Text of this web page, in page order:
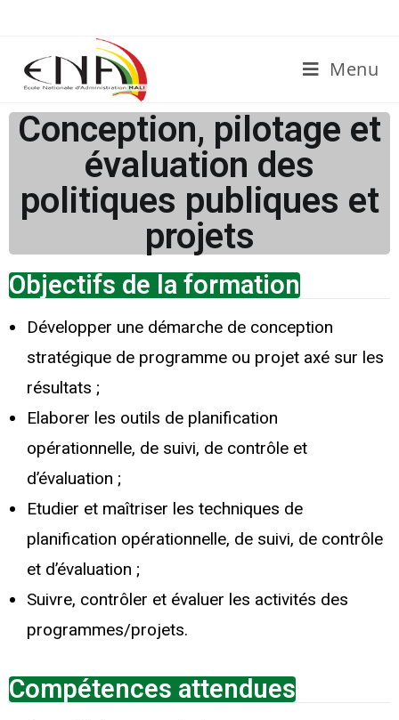
Menu
Conception, pilotage et
évaluation des
politiques publiques et
projets
Objectifs de la formation
Développer une démarche de conception
stratégique de programme ou projet axé sur les
résultats ;
Elaborer les outils de planification
opérationnelle, de suivi, de contrôle et
d’évaluation ;
Etudier et maîtriser les techniques de
planification opérationnelle, de suivi, de contrôle
et d’évaluation ;
Suivre, contrôler et évaluer les activités des
programmes/projets.
Compétences attendues